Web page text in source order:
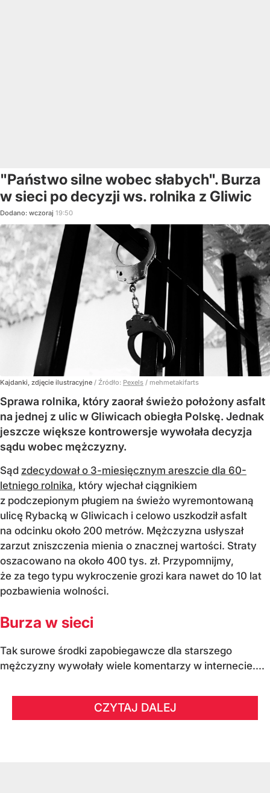
"Państwo silne wobec słabych". Burza
w sieci po decyzji ws. rolnika z Gliwic
Dodano: wczoraj 19:50
Kajdanki, zdjęcie ilustracyjne / Źródło: Pexels / mehmetakifarts
Sprawa rolnika, który zaorał świeżo położony asfalt
na jednej z ulic w Gliwicach obiegła Polskę. Jednak
jeszcze większe kontrowersje wywołała decyzja
sądu wobec mężczyzny.
Sąd zdecydował o 3-miesięcznym areszcie dla 60-
letniego rolnika, który wjechał ciągnikiem
z podczepionym pługiem na świeżo wyremontowaną
ulicę Rybacką w Gliwicach i celowo uszkodził asfalt
na odcinku około 200 metrów. Mężczyzna usłyszał
zarzut zniszczenia mienia o znacznej wartości. Straty
oszacowano na około 400 tys. zł. Przypomnijmy,
że za tego typu wykroczenie grozi kara nawet do 10 lat
pozbawienia wolności.
Burza w sieci
Tak surowe środki zapobiegawcze dla starszego
mężczyzny wywołały wiele komentarzy w internecie....
CZYTAJ DALEJ